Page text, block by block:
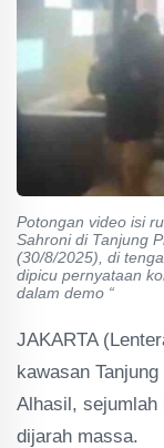
Potongan video isi
Sahroni di Tanjung
(30/8/2025), di
dipicu pernyataan
dalam demo “
JAKARTA
kawasan
Alhasil, sejumlah
dijarah massa.